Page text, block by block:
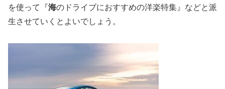
を使って『海のドライブにおすすめの洋楽特集』などと派
生させていくとよいでしょう。